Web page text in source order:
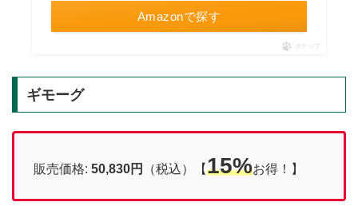
Amazonで探す
ポチップ
ギモーグ
販売価格: 50,830円 （税込）【15%お得！】